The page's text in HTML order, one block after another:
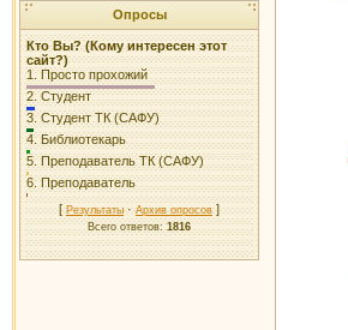
Опросы
Кто Вы? (Кому интересен этот
сайт?)
1.Просто прохожий
2.Студент
3.Студент ТК (САФУ)
4.Библиотекарь
5.Преподаватель ТК (САФУ)
6.Преподаватель
[Результаты·Архив опросов]
Всего ответов:1816